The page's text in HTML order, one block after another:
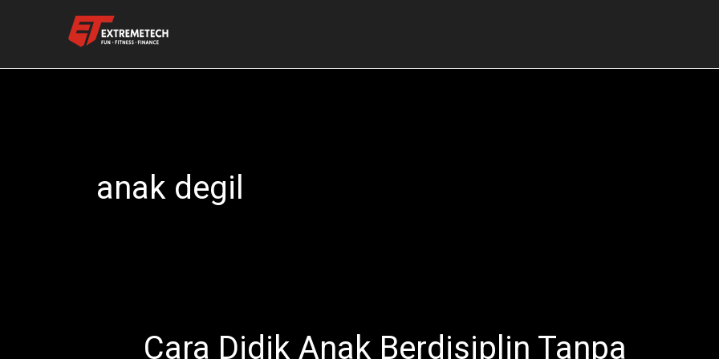
anak degil
Cara Didik Anak Berdisiplin Tanpa
Cara